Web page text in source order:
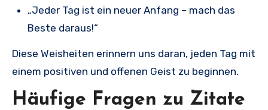
„Jeder Tag ist ein neuer Anfang – mach das
Beste daraus!“
Diese Weisheiten erinnern uns daran, jeden Tag mit
einem positiven und offenen Geist zu beginnen.
Häufige Fragen zu Zitate